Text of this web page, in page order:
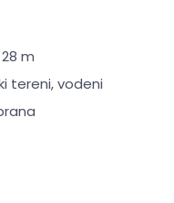
m
tereni, vodeni